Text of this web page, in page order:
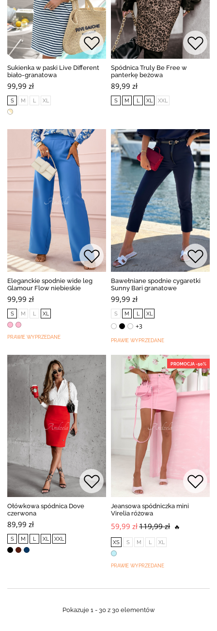
Sukienka w paski Live Different
biało-granatowa
99,99 zł
S M L XL
Spódnica Truly Be Free w
panterkę beżowa
89,99 zł
S M L XL XXL
Eleganckie spodnie wide leg
Glamour Flow niebieskie
99,99 zł
S M L XL
PRAWIE WYPRZEDANE
Bawełniane spodnie cygaretki
Sunny Bari granatowe
99,99 zł
S M L XL
+3
PRAWIE WYPRZEDANE
Ołówkowa spódnica Dove
czerwona
89,99 zł
S M L XL XXL
PROMOCJA -50%
Jeansowa spódniczka mini
Virelia różowa
59,99 zł119,99 zł 🔥
XS S M L XL
PRAWIE WYPRZEDANE
Pokazuje 1 - 30 z 30 elementów